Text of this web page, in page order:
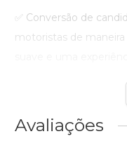
✅ Conversão de
motoristas de
Avaliações